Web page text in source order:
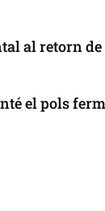
al retorn
el pols